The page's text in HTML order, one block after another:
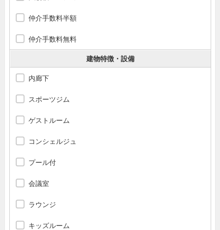
仲介手数料半額
仲介手数料無料
建物特徴・設備
内廊下
スポーツジム
ゲストルーム
コンシェルジュ
プール付
会議室
ラウンジ
キッズルーム